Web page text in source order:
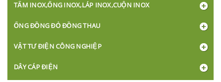
TẤM INOX,ỐNG INOX,LÁP INOX,CUỘN INOX
ỐNG ĐỒNG ĐỎ ĐỒNG THAU
VẬT TƯ ĐIỆN CÔNG NGHIỆP
DÂY CÁP ĐIỆN